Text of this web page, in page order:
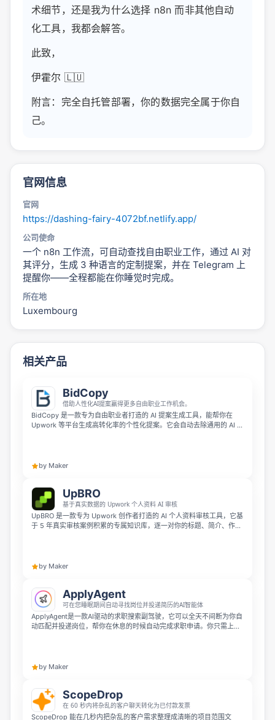
术细节，还是我为什么选择 n8n 而非其他自动
化工具，我都会解答。
此致，
伊霍尔 🇱🇺
附言：完全自托管部署，你的数据完全属于你自
己。
官网信息
官网
https://dashing-fairy-4072bf.netlify.app/
公司使命
一个 n8n 工作流，可自动查找自由职业工作，通过 AI 对
其评分，生成 3 种语言的定制提案，并在 Telegram 上
提醒你——全程都能在你睡觉时完成。
所在地
Luxembourg
相关产品
BidCopy
借助人性化AI提案赢得更多自由职业工作机会。
BidCopy 是一款专为自由职业者打造的 AI 提案生成工具，能帮你在
Upwork 等平台生成高转化率的个性化提案。它会自动去除通用的 AI 套
by Maker
UpBRO
基于真实数据的 Upwork 个人资料 AI 审核
UpBRO 是一款专为 Upwork 创作者打造的 AI 个人资料审核工具，它基
于 5 年真实审核案例积累的专属知识库，逐一对你的标题、简介、作品
by Maker
ApplyAgent
可在您睡眠期间自动寻找岗位并投递简历的AI智能体
ApplyAgent是一款AI驱动的求职搜索副驾驶，它可以全天不间断为你自
动匹配并投递岗位，帮你在休息的时候自动完成求职申请。你只需上传
by Maker
ScopeDrop
在 60 秒内将杂乱的客户聊天转化为已付款发票
ScopeDrop 能在几秒内把杂乱的客户需求整理成清晰的项目范围文